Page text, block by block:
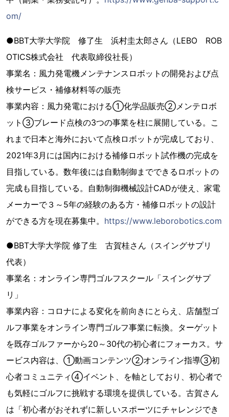
om/
●BBT大学大学院 修了生 浜村圭太郎さん（LEBO ROB
OTICS株式会社 代表取締役社長）
事業名：風力発電機メンテナンスロボットの開発および点
検サービス・補修材料等の販売
事業内容：風力発電における①化学品販売②メンテロボ
ット③ブレード点検の3つの事業を柱に展開している。こ
れまで日本と海外において点検ロボットが完成しており、
2021年3月には国内における補修ロボット試作機の完成を
目指している。数年後には自動制御までできるロボットの
完成も目指している。自動制御機械設計CADが使え、家電
メーカーで３～5年の経験のある方・補修ロボットの設計
ができる方を現在募集中。 https://www.leborobotics.com
●BBT大学大学院 修了生 古賀桂さん（スイングサプリ
代表）
事業名：オンライン専門ゴルフスクール「スイングサプ
リ」
事業内容：コロナによる変化を前向きにとらえ、店舗型ゴ
ルフ事業をオンライン専門ゴルフ事業に転換。ターゲット
を既存ゴルファーから20～30代の初心者にフォーカス。サ
ービス内容は、①動画コンテンツ②オンライン指導③初
心者コミュニティ④イベント、を軸としており、初心者で
も気軽にゴルフに挑戦する環境を提供している。古賀さん
は「初心者がおそれずに新しいスポーツにチャレンジでき